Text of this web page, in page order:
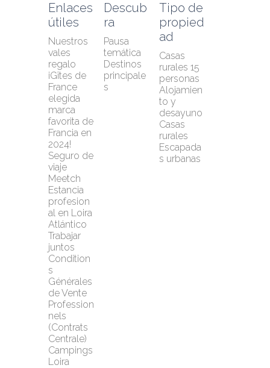
Enlaces
útiles
Nuestros
vales
regalo
¡Gîtes de
France
elegida
marca
favorita de
Francia en
2024!
Seguro de
viaje
Meetch
Estancia
profesion
al en Loira
Atlántico
Trabajar
juntos
Condition
s
Générales
de Vente
Profession
nels
(Contrats
Centrale)
Campings
Loira
Descub
ra
Pausa
temática
Destinos
principale
s
Tipo de
propied
ad
Casas
rurales 15
personas
Alojamien
to y
desayuno
Casas
rurales
Escapada
s urbanas